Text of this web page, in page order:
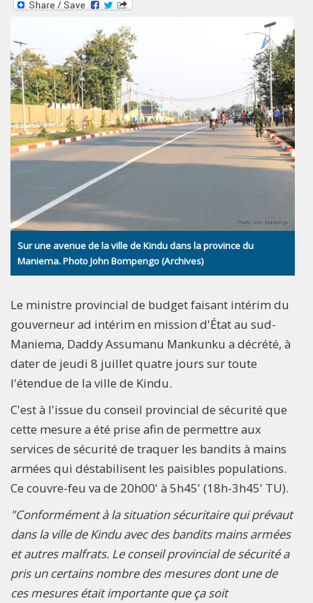
Sur une avenue de la ville de Kindu dans la province du
Maniema. Photo John Bompengo (Archives)
Le ministre provincial de budget faisant intérim du
gouverneur ad intérim en mission d'État au sud-
Maniema, Daddy Assumanu Mankunku a décrété, à
dater de jeudi 8 juillet quatre jours sur toute
l'étendue de la ville de Kindu.
C'est à l'issue du conseil provincial de sécurité que
cette mesure a été prise afin de permettre aux
services de sécurité de traquer les bandits à mains
armées qui déstabilisent les paisibles populations.
Ce couvre-feu va de 20h00' à 5h45' (18h-3h45' TU).
"Conformément à la situation sécuritaire qui prévaut
dans la ville de Kindu avec des bandits mains armées
et autres malfrats. Le conseil provincial de sécurité a
pris un certains nombre des mesures dont une de
ces mesures était importante que ça soit